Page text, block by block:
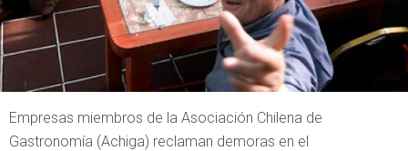
Empresas miembros de la Asociación Chilena de
Gastronomía (Achiga) reclaman demoras en el